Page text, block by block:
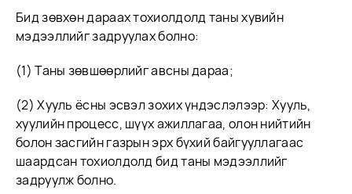
Бид зөвхөн дараах тохиолдолд таны хувийн
мэдээллийг задруулах болно:
(1) Таны зөвшөөрлийг авсны дараа;
(2) Хууль ёсны эсвэл зохих үндэслэлээр: Хууль,
хуулийн процесс, шүүх ажиллагаа, олон нийтийн
болон засгийн газрын эрх бүхий байгууллагаас
шаардсан тохиолдолд бид таны мэдээллийг
задруулж болно.